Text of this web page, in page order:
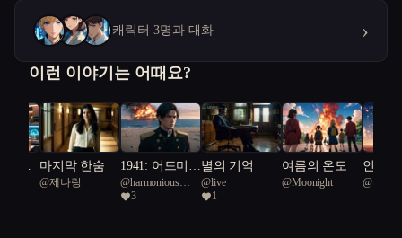
캐릭터 3명과 대화 ›
이런 이야기는 어때요?
: 캡
마지막 한숨
@제나랑
1941: 어드미럴
리
@harmonious
Mastodon 69
3
별의 기억
@live
1
여름의 온도
@Moonight
인조
복제인
@부정